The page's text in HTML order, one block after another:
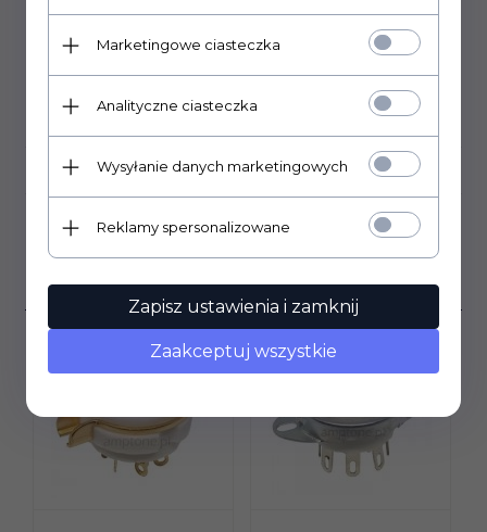
OPINIE KLIENTÓW
Klienci, którzy kupili ten
produkt wybrali również...
Marketingowe ciasteczka
Analityczne ciasteczka
Wysyłanie danych marketingowych
Reklamy spersonalizowane
Zapisz ustawienia i zamknij
Zaakceptuj wszystkie